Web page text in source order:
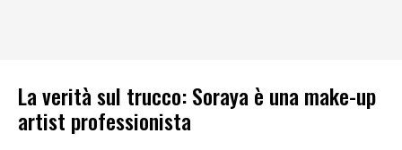
La verità sul trucco: Soraya è una make-up
artist professionista